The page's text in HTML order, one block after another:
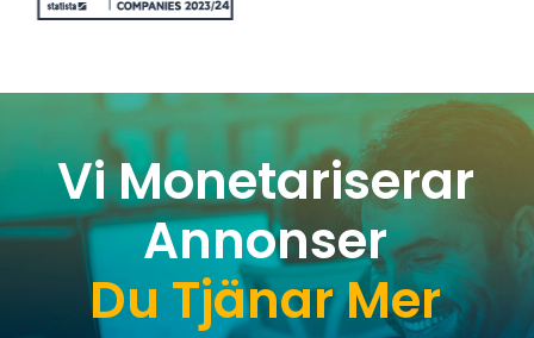
Vi Monetariserar
Annonser
Du Tjänar Mer